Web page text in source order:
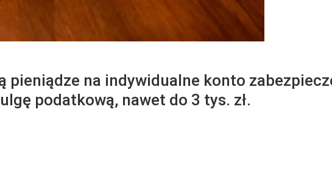
pieniądze na indywidualne konto
podatkową, nawet do 3 tys. zł.